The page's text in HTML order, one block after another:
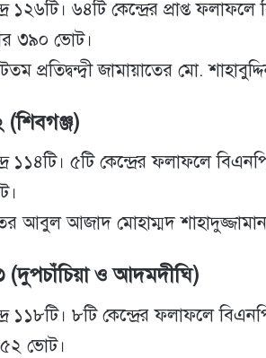
১২৬টি। ৬৪টি কেন্দ্রের প্রাপ্ত
৩৯০ ভোট।
প্রতিদ্বন্দ্বী জামায়াতের মো.
১১৪টি। ৫টি কেন্দ্রের ফলাফলে
আবুল আজাদ মোহাম্মদ
(দুপচাঁচিয়া ও আদমদীঘি)
১১৮টি। ৮টি কেন্দ্রের ফলাফলে
ভোট।